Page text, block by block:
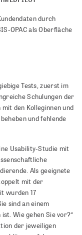
durch
OPAC als Oberfläche
Tests, zuerst im
Schulungen der
den Kolleginnen und
und fehlende
Usability-Studie mit
Als geeignete
mit der
wurden 17
sind an einem
Wie gehen Sie vor?“
der jeweiligen